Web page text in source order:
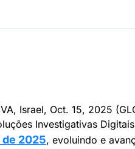
Israel, Oct. 15, 2025
Investigativas
2025, evoluindo e